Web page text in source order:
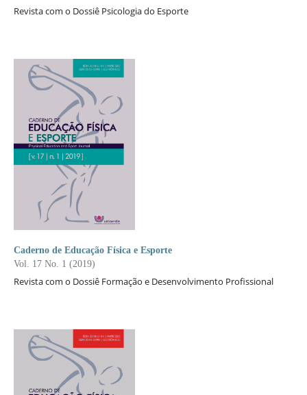
Revista com o Dossiê Psicologia do Esporte
Caderno de Educação Física e Esporte
Vol. 17 No. 1 (2019)
Revista com o Dossiê Formação e Desenvolvimento Profissional